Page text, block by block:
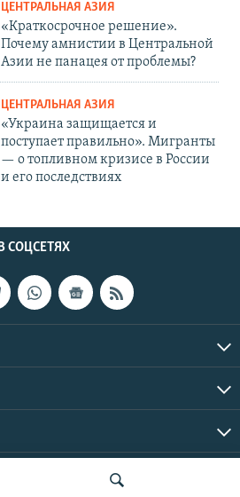
ЦЕНТРАЛЬНАЯ АЗИЯ
«Краткосрочное решение».
Почему амнистии в Центральной
Азии не панацея от проблемы?
ЦЕНТРАЛЬНАЯ АЗИЯ
«Украина защищается и
поступает правильно». Мигранты
— о топливном кризисе в России
и его последствиях
СОЦСЕТЯХ
RFE/RL, Inc. | Все права защищены.